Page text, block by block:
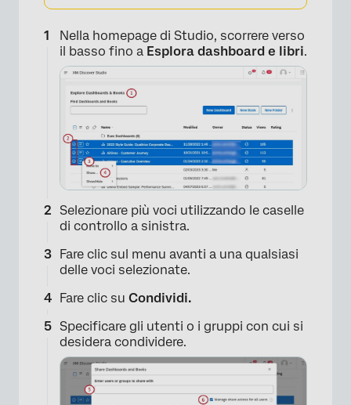
×
Nella homepage di Studio, scorrere verso
il basso fino a Esplora dashboard e libri.
Selezionare più voci utilizzando le caselle
di controllo a sinistra.
Fare clic sul menu avanti a una qualsiasi
delle voci selezionate.
Fare clic su Condividi.
Specificare gli utenti o i gruppi con cui si
desidera condividere.